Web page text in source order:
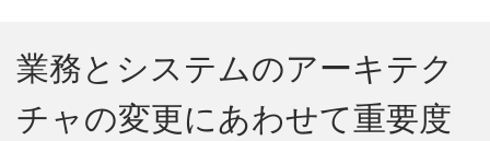
業務とシステムのアーキテク
チャの変更にあわせて重要度